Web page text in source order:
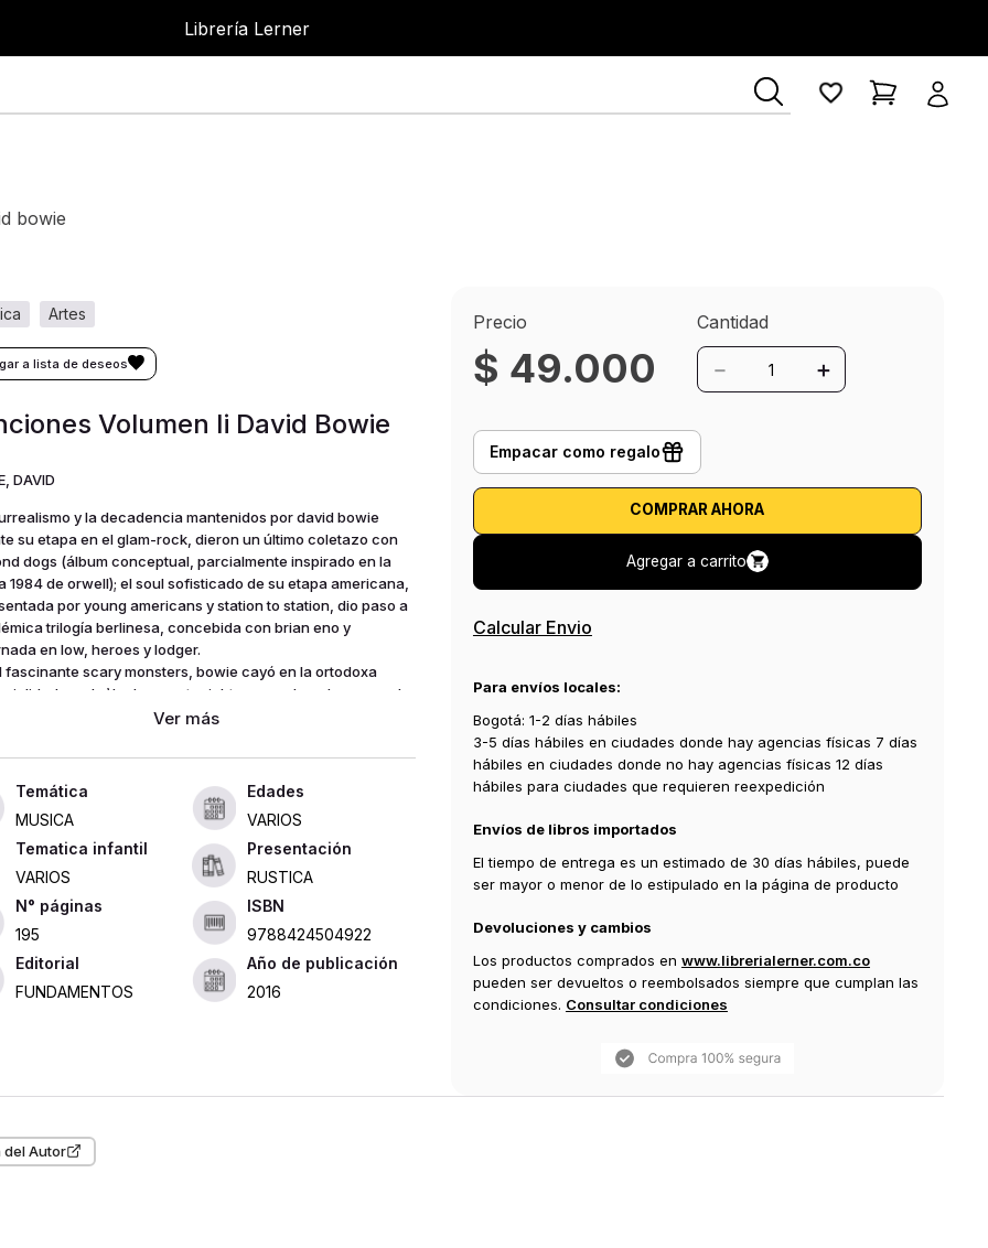
Librería Lerner
bowie
artes
Volumen Ii David Bowie
DAVID
y la decadencia mantenidos por david bowie
su etapa en el glam-rock, dieron un último coletazo con
dogs (álbum conceptual, parcialmente inspirado en la
1984 de orwell); el soul sofisticado de su etapa americana,
por young americans y station to station, dio paso a
trilogía berlinesa, concebida con brian eno y
en low, heroes y lodger.
fascinante scary monsters, bowie cayó en la ortodoxa
con le \'s dance y tonight, para volver de nuevo al
puro con el posterior híbrido never le me down. su
ha otorgado a su obra un broche de genialidad
y ha conseguido que se mantenga un devoto interés
visiones de uno de los poetas más cínicos, crudos y
de la historia del rock.
MUSICA
Edades
VARIOS
Tematica infantil
VARIOS
Presentación
RUSTICA
195
ISBN
9788424504922
Editorial
FUNDAMENTOS
Año de publicación
2016
Precio
$ 49.000
Cantidad
＋
－
Empacar como regalo
COMPRAR AHORA
Agregar a carrito
Calcular Envio
Para envíos locales:
Bogotá: 1-2 días hábiles
3-5 días hábiles en ciudades donde hay agencias físicas 7 días
hábiles en ciudades donde no hay agencias físicas 12 días
hábiles para ciudades que requieren reexpedición
Envíos de libros importados
El tiempo de entrega es un estimado de 30 días hábiles, puede
ser mayor o menor de lo estipulado en la página de producto
Devoluciones y cambios
Los productos comprados en www.librerialerner.com.co
pueden ser devueltos o reembolsados siempre que cumplan las
condiciones. Consultar condiciones
del Autor